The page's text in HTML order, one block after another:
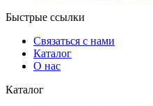
Быстрые ссылки
Связаться с нами
Каталог
О нас
Каталог